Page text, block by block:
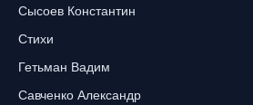
Сысоев Константин
Стихи
Гетьман Вадим
Савченко Александр